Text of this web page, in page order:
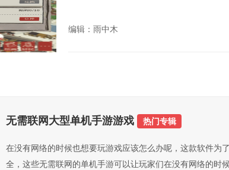
编辑：雨中木
无需联网大型单机手游游戏 热门专辑
在没有网络的时候也想要玩游戏应该怎么办呢，这款软件为
全，这些无需联网的单机手游可以让玩家们在没有网络的时